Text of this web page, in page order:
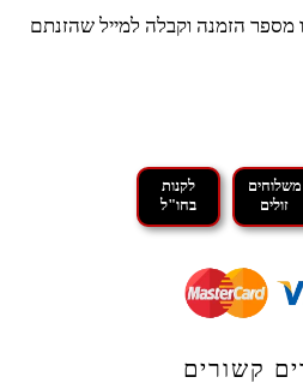
הזמנה וקבלה למייל שהזנתם
משלוחים
זולים
לקנות
בחו"ל
קשורים